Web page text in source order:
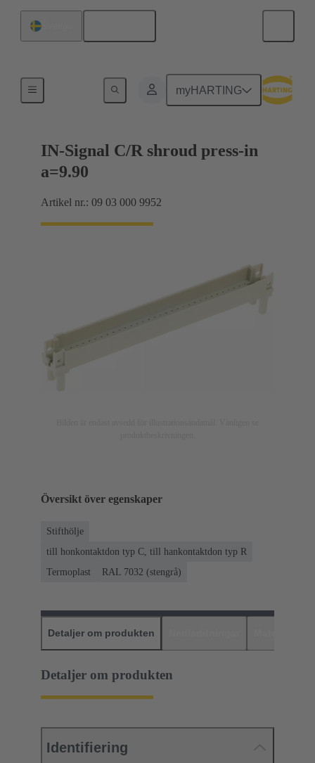
myHARTING
Förbindning moderkort till dotterkort
IN-Signal C/R shroud press-in
a=9.90
Artikel nr.: 09 03 000 9952
Översikt över egenskaper
Stifthölje
till honkontaktdon typ C, till hankontaktdon typ R
Termoplast
RAL 7032 (stengrå)
Detaljer om produkten
Detaljer om produkten
Identifiering